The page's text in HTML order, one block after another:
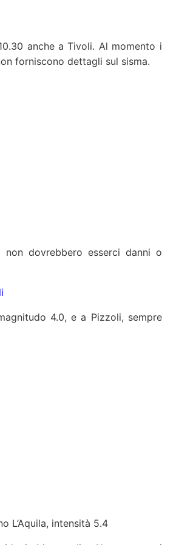
anche a Tivoli. Al momento i
forniscono dettagli sul sisma.
dovrebbero esserci danni o
4.0, e a Pizzoli, sempre
L’Aquila, intensità 5.4